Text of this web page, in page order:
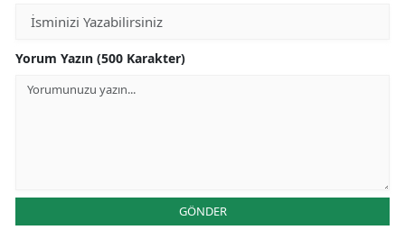
Yorum Yazın (500 Karakter)
GÖNDER